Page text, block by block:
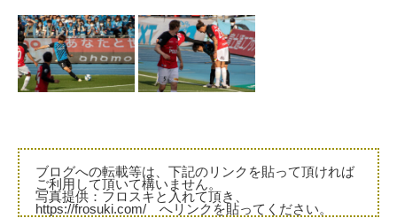
ブログへの転載等は、下記のリンクを貼って頂ければ
ご利用して頂いて構いません。
写真提供：フロスキと入れて頂き、
https://frosuki.com/ へリンクを貼ってください。